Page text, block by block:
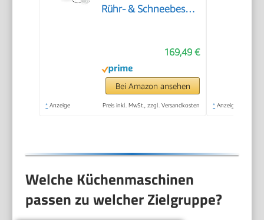
Rühr- & Schneebesen
spülmaschinenfest,
3D Rührsystem,
weiß/silber,
MUM58200
169,49 €
Bei Amazon ansehen
* Anzeige Preis inkl. MwSt., zzgl. Versandkosten * Anzeige
Welche Küchenmaschinen
passen zu welcher Zielgruppe?